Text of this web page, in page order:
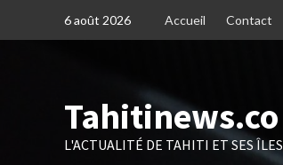
6 août 2026 Accueil Contact
Tahitinews.co
L'ACTUALITÉ DE TAHITI ET SES ÎLES